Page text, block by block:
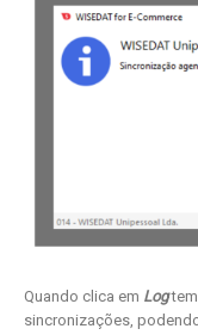
Quando clica em Logtem
sincronizações,